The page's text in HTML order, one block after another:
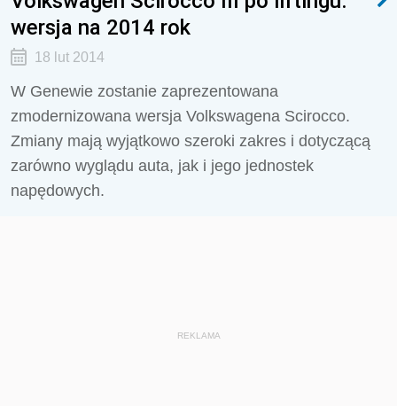
wersja na 2014 rok
18 lut 2014
W Genewie zostanie zaprezentowana
zmodernizowana wersja Volkswagena Scirocco.
Zmiany mają wyjątkowo szeroki zakres i dotyczącą
zarówno wyglądu auta, jak i jego jednostek
napędowych.
REKLAMA